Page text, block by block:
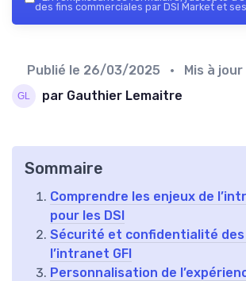
des fins commerciales par DSI Market et
Publié le 26/03/2025 • Mis à jour
par Gauthier Lemaitre
Sommaire
Comprendre les enjeux de
pour les DSI
Sécurité et confidentialité des
l’intranet GFI
Personnalisation de